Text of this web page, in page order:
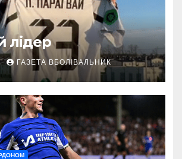
лідер
ГАЗЕТА ВБОЛІВАЛЬНИК